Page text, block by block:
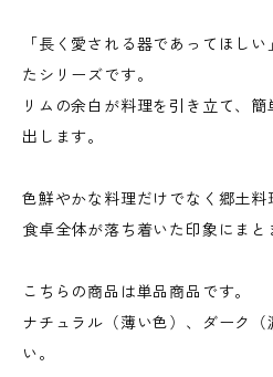
「長く愛される器であってほし
たシリーズです。
リムの余白が料理を引き立て、
出します。
色鮮やかな料理だけでなく郷土料
食卓全体が落ち着いた印象にまと
こちらの商品は単品商品です。
ナチュラル（薄い色）、ダーク
い。